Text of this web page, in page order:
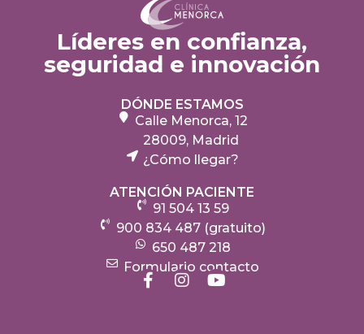
Líderes en confianza,
seguridad e innovación
DÓNDE ESTAMOS
Calle Menorca, 12
28009, Madrid
¿Cómo llegar?
ATENCIÓN PACIENTE
91 504 13 59
900 834 487 (gratuito)
650 487 218
Formulario contacto